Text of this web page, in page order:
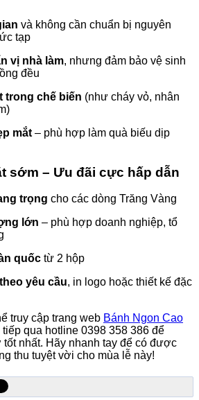
và không cần chuẩn bị nguyên
tạp
vị nhà làm, nhưng đảm bảo vệ sinh
đều
trong chế biến (như cháy vỏ, nhân
mắt – phù hợp làm quà biếu dịp
sớm – Ưu đãi cực hấp dẫn
trọng cho các dòng Trăng Vàng
lớn – phù hợp doanh nghiệp, tổ
quốc từ 2 hộp
yêu cầu, in logo hoặc thiết kế đặc
truy cập trang web Bánh Ngon Cao
qua hotline 0398 358 386 để
nhất. Hãy nhanh tay để có được
thu tuyệt vời cho mùa lễ này!